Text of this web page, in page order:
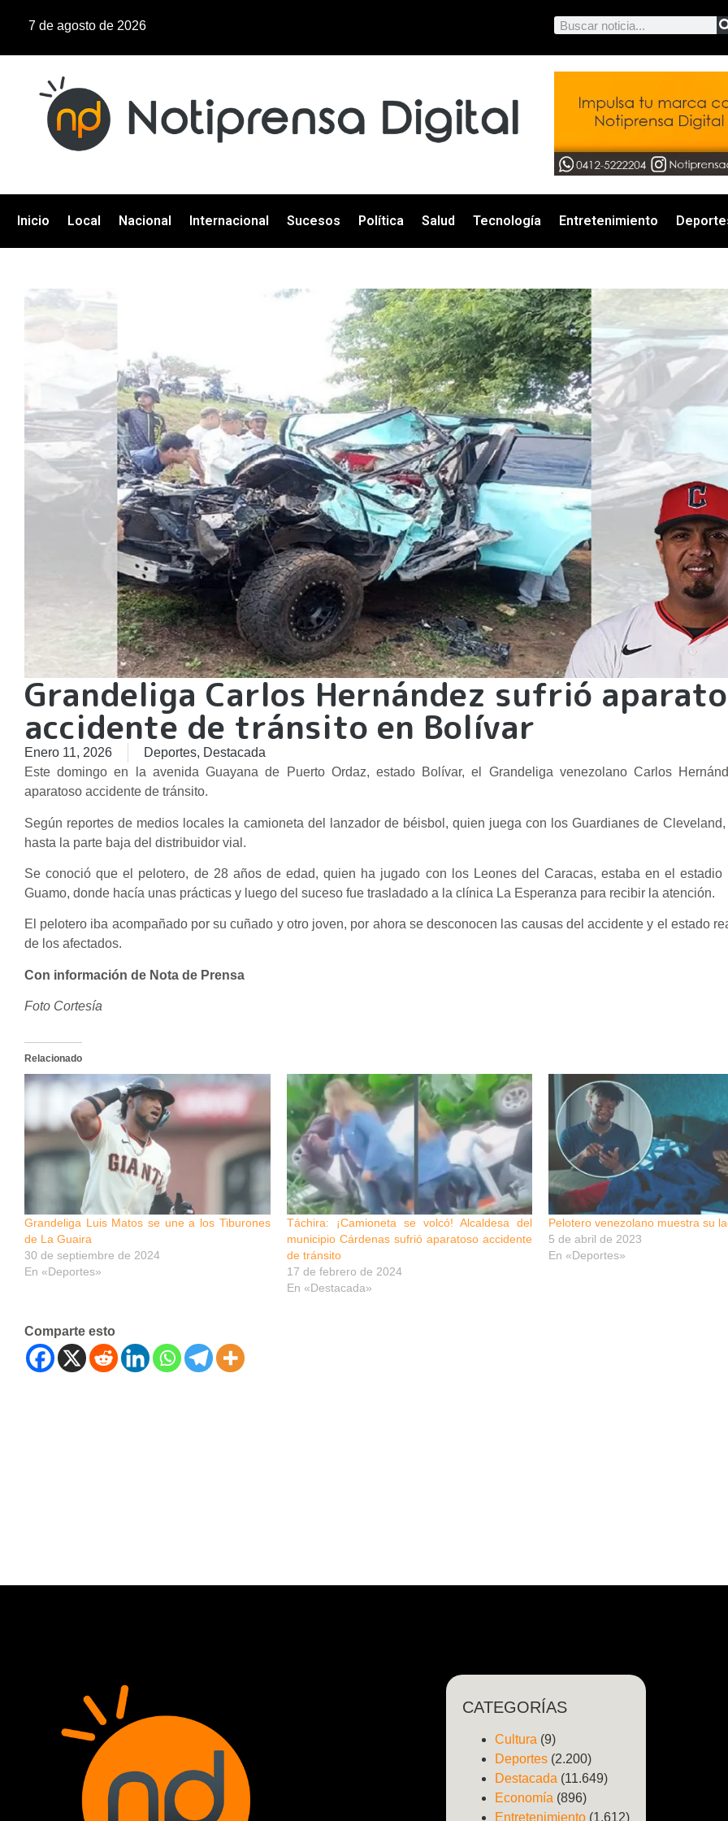
7 de agosto de 2026
Inicio Local Nacional Internacional Sucesos Política Salud Tecnología Entretenimiento
Grandeliga Carlos Hernández sufrió
accidente de tránsito en Bolívar
Enero 11, 2026 Deportes, Destacada
Este domingo en la avenida Guayana de Puerto Ordaz, estado Bolívar, el Grandeliga venezolano Carlos
aparatoso accidente de tránsito.
Según reportes de medios locales la camioneta del lanzador de béisbol, quien juega con los Guardianes de
hasta la parte baja del distribuidor vial.
Se conoció que el pelotero, de 28 años de edad, quien ha jugado con los Leones del Caracas, estaba en el estadio
Guamo, donde hacía unas prácticas y luego del suceso fue trasladado a la clínica La Esperanza para recibir la atención.
El pelotero iba acompañado por su cuñado y otro joven, por ahora se desconocen las causas del accidente y el estado
de los afectados.
Con información de Nota de Prensa
Foto Cortesía
Relacionado
Grandeliga Luis Matos se une a los Tiburones
de La Guaira
30 de septiembre de 2024
En «Deportes»
Táchira: ¡Camioneta se volcó! Alcaldesa del
municipio Cárdenas sufrió aparatoso accidente
de tránsito
17 de febrero de 2024
En «Destacada»
Pelotero venezolano muestra su
5 de abril de 2023
En «Deportes»
Comparte esto
CATEGORÍAS
Cultura(9)
Deportes(2.200)
Destacada(11.649)
Economía(896)
Entretenimiento(1.612)